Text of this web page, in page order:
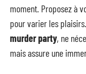
moment. Proposez à
pour varier les
murder party, ne
mais assure une